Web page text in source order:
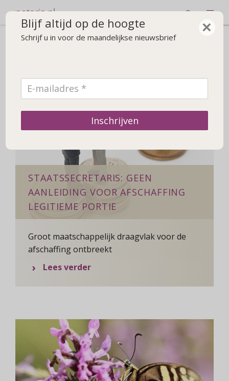
notaris.nl
STAATSSECRETARIS: GEEN
AANLEIDING VOOR AFSCHAFFING
LEGITIEME PORTIE
Groot maatschappelijk draagvlak voor de
afschaffing ontbreekt
Lees verderover Staatssecretaris: geen
×
Blijf altijd op de hoogte
Schrijf u in voor de maandelijkse nieuwsbrief
Inschrijven